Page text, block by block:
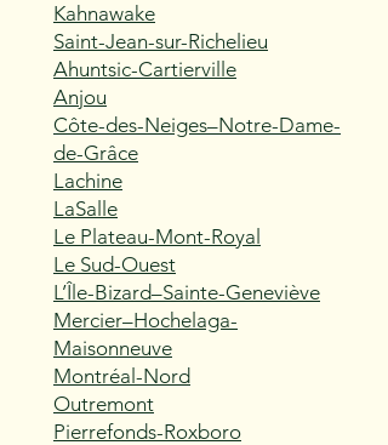
Kahnawake
Saint-Jean-sur-Richelieu
Ahuntsic-Cartierville
Anjou
Côte-des-Neiges–Notre-Dame-
de-Grâce
Lachine
LaSalle
Le Plateau-Mont-Royal
Le Sud-Ouest
L’Île-Bizard–Sainte-Geneviève
Mercier–Hochelaga-
Maisonneuve
Montréal-Nord
Outremont
Pierrefonds-Roxboro